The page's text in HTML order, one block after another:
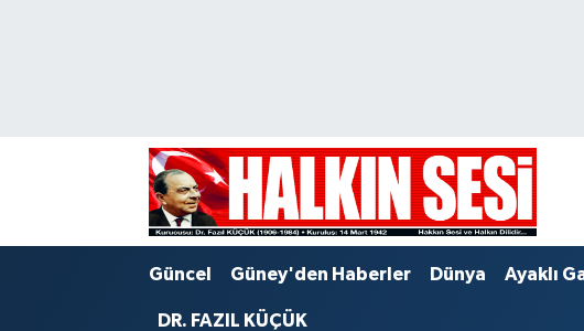
Güncel Güney'den Haberler Dünya Ayaklı
DR. FAZIL KÜÇÜK
Trafik Durumu
Puan Durumu ve Fikstür